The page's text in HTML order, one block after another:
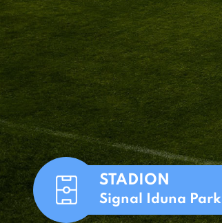
STADION
Signal Iduna Park